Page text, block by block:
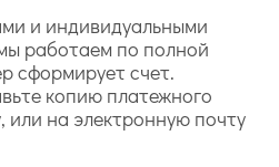
и индивидуальными
работаем по полной
сформирует счет.
копию платежного
или на электронную почту